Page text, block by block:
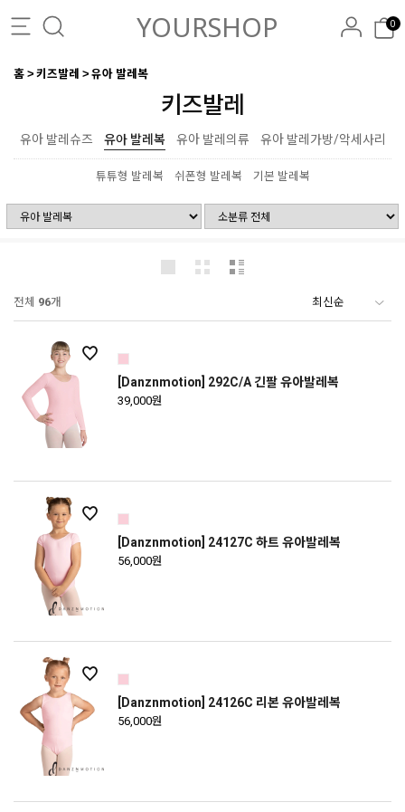
YOURSHOP 0
홈 키즈발레 유아 발레복
키즈발레
유아 발레슈즈 유아 발레복 유아 발레의류 유아 발레가방/악세사리
튜튜형 발레복 쉬폰형 발레복 기본 발레복
전체 96개
[Danznmotion] 292C/A 긴팔 유아발레복
39,000원
[Danznmotion] 24127C 하트 유아발레복
56,000원
[Danznmotion] 24126C 리본 유아발레복
56,000원